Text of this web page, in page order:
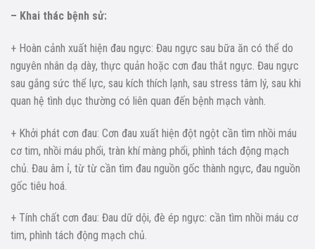
– Khai thác bệnh sử:
+ Hoàn cảnh xuất hiện đau ngực: Đau ngực sau bữa ăn có thể do
nguyên nhân dạ dày, thực quản hoặc cơn đau thắt ngực. Đau ngực
sau gắng sức thể lực, sau kích thích lạnh, sau stress tâm lý, sau khi
quan hệ tình dục thường có liên quan đến bệnh mạch vành.
+ Khởi phát cơn đau: Cơn đau xuất hiện đột ngột cần tìm nhồi máu
cơ tim, nhồi máu phổi, tràn khí màng phổi, phình tách động mạch
chủ. Đau âm ỉ, từ từ cần tìm đau nguồn gốc thành ngực, đau nguồn
gốc tiêu hoá.
+ Tính chất cơn đau: Đau dữ dội, đè ép ngực: cần tìm nhồi máu cơ
tim, phình tách động mạch chủ.